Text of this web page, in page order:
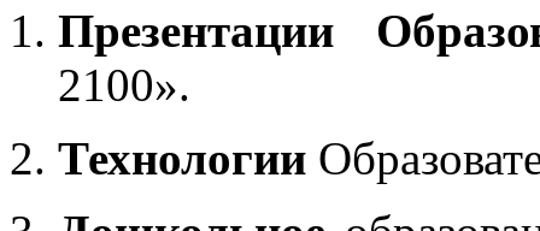
Презентации
2100».
Технологии